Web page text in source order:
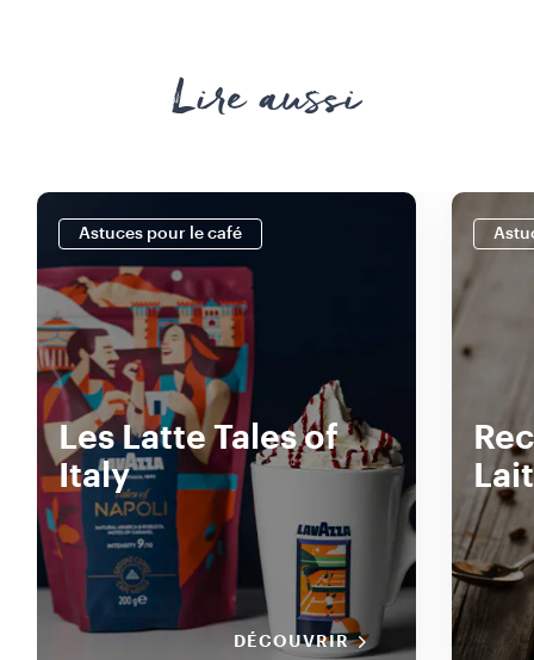
Lire aussi
Astuces pour le café
Les Latte Tales of
Italy
DÉCOUVRIR
Lait